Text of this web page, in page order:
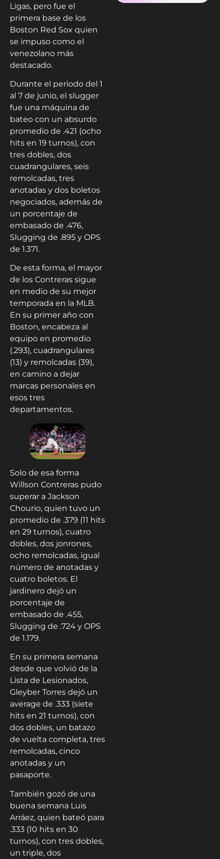
Ligas, pero fue el
primera base de los
Boston Red Sox quien
se impuso como el
venezolano más
destacado.
Durante el periodo del 1
al 7 de junio, el slugger
fue una máquina de
bateo con un absurdo
promedio de .421 (ocho
hits en 19 turnos), con
tres dobles, dos
cuadrangulares, seis
remolcadas, tres
anotadas y dos boletos
negociados, además de
un porcentaje de
embasado de .476,
Slugging de .895 y OPS
de 1.371.
De esta forma, el mayor
de los Contreras sigue
en medio de su mejor
temporada en la MLB.
En su primer año con
Boston, encabeza al
equipo en promedio
(.293), cuadrangulares
(13) y remolcadas (39),
en camino a dejar
marcas personales en
esos tres
departamentos.
Solo de esa forma
Willson Contreras pudo
superar a Jackson
Chourio, quien tuvo un
promedio de .379 (11 hits
en 29 turnos), cuatro
dobles, dos jonrones,
ocho remolcadas, igual
número de anotadas y
cuatro boletos. El
jardinero dejó un
porcentaje de
embasado de .455,
Slugging de .724 y OPS
de 1.179.
En su primera semana
desde que volvió de la
Lista de Lesionados,
Gleyber Torres dejó un
average de .333 (siete
hits en 21 turnos), con
dos dobles, un batazo
de vuelta completa, tres
remolcadas, cinco
anotadas y un
pasaporte.
También gozó de una
buena semana Luis
Arráez, quien bateó para
.333 (10 hits en 30
turnos), con tres dobles,
un triple, dos